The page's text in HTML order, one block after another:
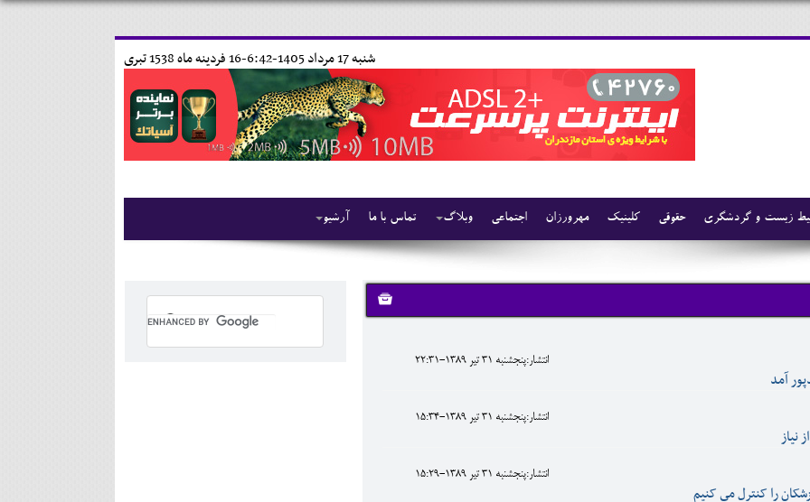
16 فردينه ماه 1538 تبری شنبه 17 مرداد 1405-6:42-
آرشیو تماس با ما وبلاگ اجتماعی مهرورزان کلینیک حقوقی زیست و گردشگری
انتشار:پنجشنبه 31 تير 1389-22:31
آمد
انتشار:پنجشنبه 31 تير 1389-15:34
نياز
انتشار:پنجشنبه 31 تير 1389-15:29
را کنترل مي کنيم